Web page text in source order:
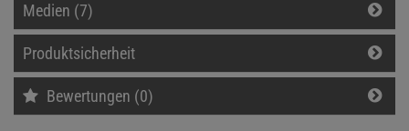
Medien (7)
Produktsicherheit
Bewertungen (0)